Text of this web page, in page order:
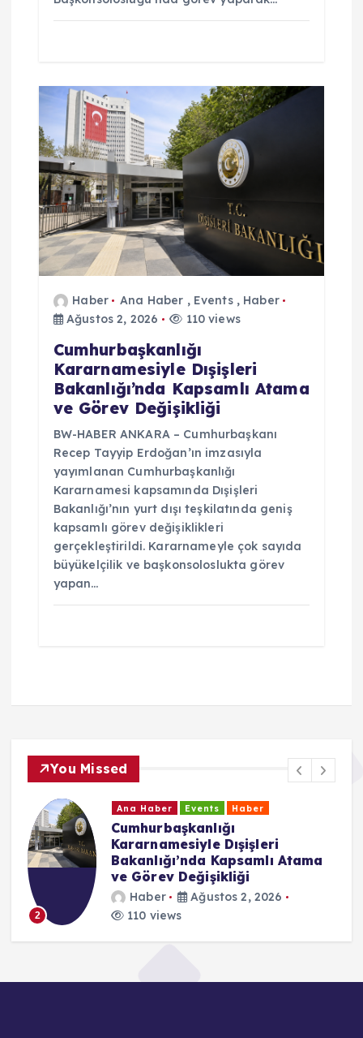
Haber Ana Haber , Events, Haber
Ağustos 2, 2026
110 views
Cumhurbaşkanlığı
Kararnamesiyle Dışişleri
Bakanlığı’nda Kapsamlı Atama
ve Görev Değişikliği
BW-HABER ANKARA – Cumhurbaşkanı
Recep Tayyip Erdoğan’ın imzasıyla
yayımlanan Cumhurbaşkanlığı
Kararnamesi kapsamında Dışişleri
Bakanlığı’nın yurt dışı teşkilatında geniş
kapsamlı görev değişiklikleri
gerçekleştirildi. Kararnameyle çok sayıda
büyükelçilik ve başkonsoloslukta görev
yapan…
You Missed
2
Ana Haber Events Haber
Cumhurbaşkanlığı
Kararnamesiyle Dışişleri
Bakanlığı’nda Kapsamlı Atama
ve Görev Değişikliği
Haber
Ağustos 2, 2026
110 views